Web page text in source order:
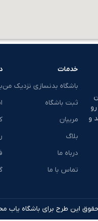
و
خدمات
باشگاه بدنسازی نزدیک من
ثبت باشگاه
مربیان
بلاگ
درباه ما
تماس با ما
این طرح برای باشگاه یاب